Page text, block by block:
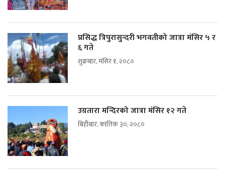
प्रसिद्ध त्रिपुरासुन्दरी भगवतीको जात्रा मंसिर ५ र
६ गते
शुक्रबार, मंसिर १, २०८०
उग्रतारा मन्दिरको जात्रा मंसिर १२ गते
बिहीबार, कात्तिक ३०, २०८०